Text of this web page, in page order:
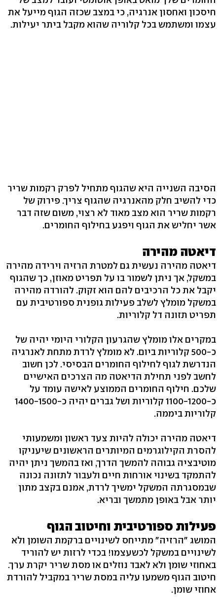
חיסכון ואחסון אנרגיה, כי במצב שכזה הגוף מייעל את
עצמו ומשתמש בכל קלוריה שהוא מקבל ביתר יעילות.
הסיבה השנייה היא שהגוף מתחיל לפרק רקמות שריר
כדי להשיב חלק מהאנרגיה שהגוף צריך. פירוק של
רקמות שריר הוא מצב מאוד לא רצוי, משום שזה דבר
אשר יחליש את הגוף ויפגע בחילוף החומרים.
דיאטה מהירה
דיאטה מהירה נעשית גם למטרת הרזיה וירידה מהירה
במשקל, אך ניתן לשמור בו על תפריט מאוזן, כך שהגוף
יקבל את כל הרכיבים להם הוא זקוק. להורדה מהירה
במשקל מומלץ לשלב פעילות גופנית ספורטיבית עם
תפריט תזונה דל קלוריות.
במקרים אלו מומלץ שהגרעון הקלורי היומי יהיה של
כ-500 קלוריות ביום. לא מומלץ לרדת מתחת לאנרגיה
הנדרשת לגוף לחילוף החומרים הבסיסי. לכן חשוב
לחשב לפני תחילת הדיאטה מה הצרכים האישיים
שלכם. חילוף החומרים הממוצע לאישה עומד על
כ-1100-1200 קלוריות ושל גברים יהיה כ-1400-1500
קלוריות ביממה.
דיאטה מהירה יכולה להיות צעד ראשון ומשמעותי
להסרת הקילוגרמים המיותרים הראשונים שיעניקו
מוטיבציה גבוהה להמשך הדרך, ואז בהמשך ניתן יהיה
להתמקד בשינוי אורחות חיים ולעבור לתזונה נכונה
שבמסגרתה המשקל ימשיך לרדת, אמנם בקצב מתון
יותר אבל באופן מתמשך ובריא.
פעילות ספורטיבית וחיטוב הגוף
המושג "הרזיה" מתייחס לשינויים ברקמת השומן ולא
לשינויים במשקל לכשעצמו! בכדי לרזות יש להוריד
באחוזי שומן ולא לאבד נוזלים או מסת שריר יקרת ערך.
חיטוב הגוף משמעו עליה במסת שריר במקביל להורדת
אחוזי שומן.